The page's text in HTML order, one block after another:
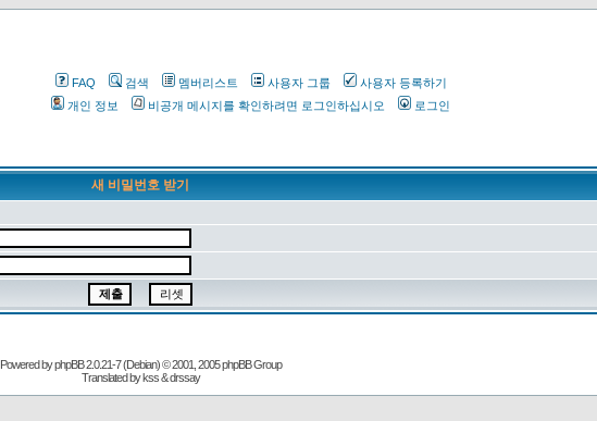
FAQ 검색 멤버리스트 사용자 그룹
사용자 등록하기
개인 정보
비공개 메시지를 확인하려면 로그인하십시오 로그인
새 비밀번호 받기
Powered byphpBB2.0.21-7 (Debian) © 2001, 2005 phpBB Group
Translated by kss & drssay